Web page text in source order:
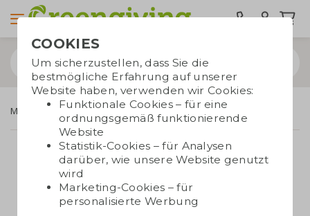
Marken Dopper
COOKIES
Um sicherzustellen, dass Sie die
bestmögliche Erfahrung auf unserer
Website haben, verwenden wir Cookies:
Funktionale Cookies – für eine
ordnungsgemäß funktionierende
Website
Statistik-Cookies – für Analysen
darüber, wie unsere Website genutzt
wird
Marketing-Cookies – für
personalisierte Werbung